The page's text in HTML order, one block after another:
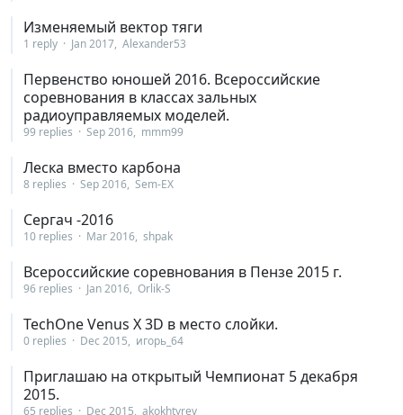
Изменяемый вектор тяги
1 reply Jan 2017 Alexander53
Первенство юношей 2016. Всероссийские
соревнования в классах зальных
радиоуправляемых моделей.
99 replies Sep 2016 mmm99
Леска вместо карбона
8 replies Sep 2016 Sem-EX
Сергач -2016
10 replies Mar 2016 shpak
Всероссийские соревнования в Пензе 2015 г.
96 replies Jan 2016 Orlik-S
TechOne Venus X 3D в место слойки.
0 replies Dec 2015 игорь_64
Приглашаю на открытый Чемпионат 5 декабря
2015.
65 replies Dec 2015 akokhtyrev